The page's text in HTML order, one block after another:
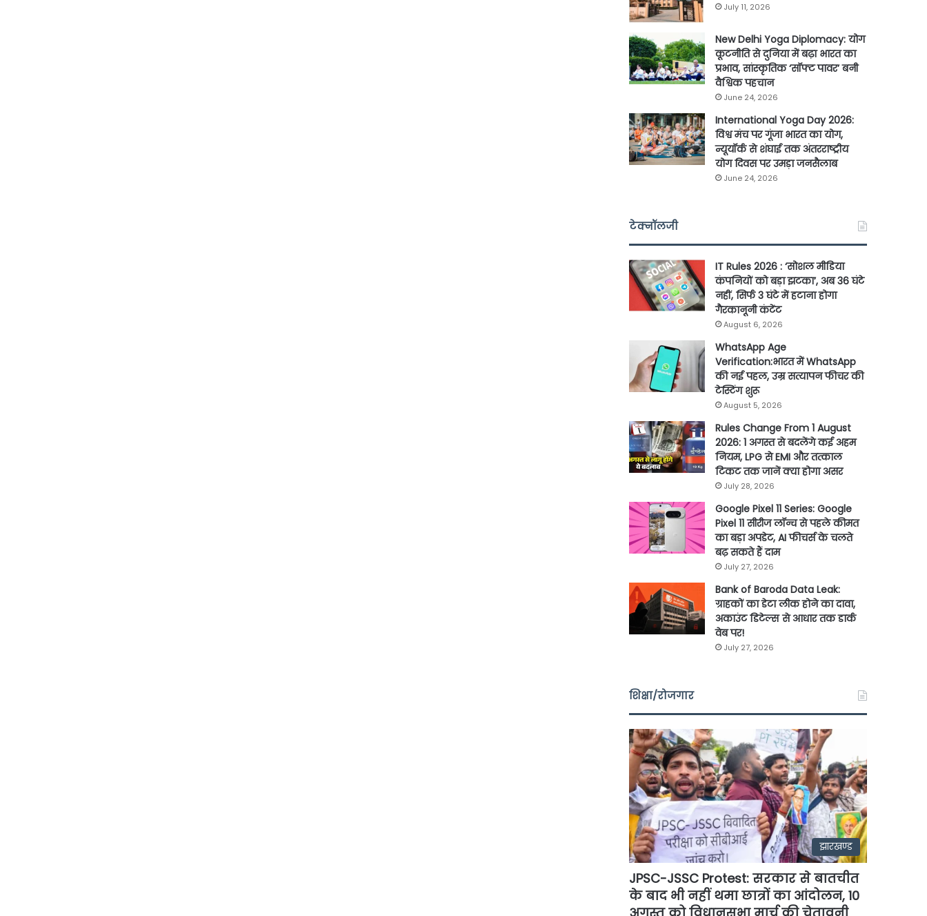
July 11, 2026
New Delhi Yoga Diplomacy: योग
कूटनीति से दुनिया में बढ़ा भारत का
प्रभाव, सांस्कृतिक ‘सॉफ्ट पावर’ बनी
वैश्विक पहचान
June 24, 2026
International Yoga Day 2026:
विश्व मंच पर गूंजा भारत का योग,
न्यूयॉर्क से शंघाई तक अंतरराष्ट्रीय
योग दिवस पर उमड़ा जनसैलाब
June 24, 2026
टेक्नॉलजी
IT Rules 2026 : ‘सोशल मीडिया
कंपनियों को बड़ा झटका’, अब 36 घंटे
नहीं, सिर्फ 3 घंटे में हटाना होगा
गैरकानूनी कंटेंट
August 6, 2026
WhatsApp Age
Verification:भारत में WhatsApp
की नई पहल, उम्र सत्यापन फीचर की
टेस्टिंग शुरू
August 5, 2026
Rules Change From 1 August
2026: 1 अगस्त से बदलेंगे कई अहम
नियम, LPG से EMI और तत्काल
टिकट तक जानें क्या होगा असर
July 28, 2026
Google Pixel 11 Series: Google
Pixel 11 सीरीज लॉन्च से पहले कीमत
का बड़ा अपडेट, AI फीचर्स के चलते
बढ़ सकते हैं दाम
July 27, 2026
Bank of Baroda Data Leak:
ग्राहकों का डेटा लीक होने का दावा,
अकाउंट डिटेल्स से आधार तक डार्क
वेब पर!
July 27, 2026
शिक्षा/रोजगार
झारखण्ड
JPSC-JSSC Protest: सरकार से बातचीत
के बाद भी नहीं थमा छात्रों का आंदोलन, 10